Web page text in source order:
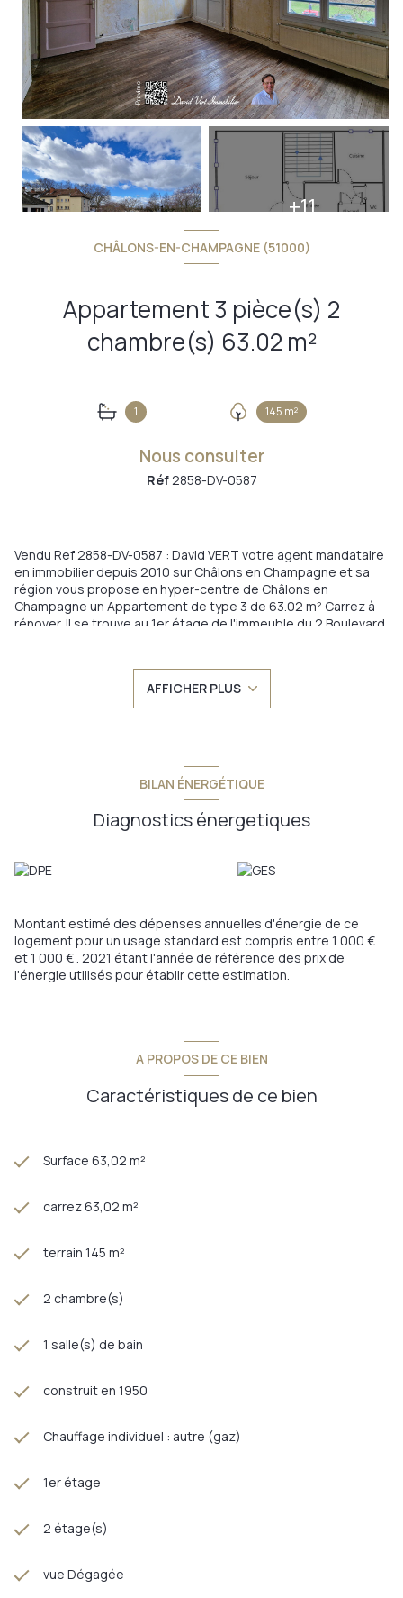
+11
CHÂLONS-EN-CHAMPAGNE (51000)
Appartement 3 pièce(s) 2
chambre(s) 63.02 m²
1 145 m²
Nous consulter
Réf2858-DV-0587
Vendu Ref 2858-DV-0587 : David VERT votre agent mandataire
en immobilier depuis 2010 sur Châlons en Champagne et sa
région vous propose en hyper-centre de Châlons en
Champagne un Appartement de type 3 de 63.02 m² Carrez à
rénover. Il se trouve au 1er étage de l'immeuble du 2 Boulevard
distribuant, Cuisine (8.49 m²), Séjour (18.56 m²), WC (1.19 m²),
Placard (0.67 m²). Dégagement (1.50 m²), Salle de Bains (3.60
m²), 2 grandes Chambres (13.61 m² et 10.48 m²). Cet
peints ont été retirés pour vous laisser le choix de votre
Annonce proposée par un agent commercial
sont disponibles sur le site
Géorisques
AFFICHER PLUS
BILAN ÉNERGÉTIQUE
Diagnostics énergetiques
Montant estimé des dépenses annuelles d'énergie de ce
logement pour un usage standard est compris entre 1 000 €
et 1 000 € . 2021 étant l'année de référence des prix de
l'énergie utilisés pour établir cette estimation.
A PROPOS DE CE BIEN
Caractéristiques de ce bien
Surface 63,02 m²
carrez 63,02 m²
terrain 145 m²
2 chambre(s)
1 salle(s) de bain
construit en 1950
Chauffage individuel : autre (gaz)
1er étage
2 étage(s)
vue Dégagée